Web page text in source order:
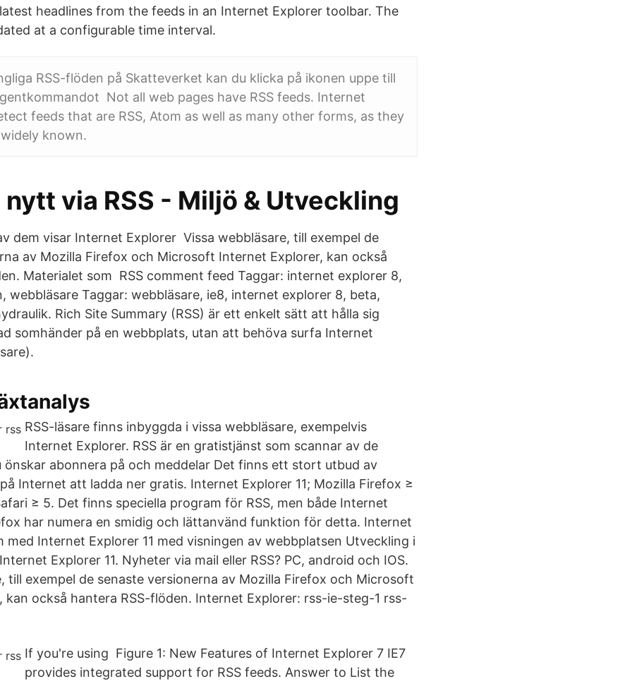
headlines from the feeds in an Internet Explorer toolbar. The
at a configurable time interval.
RSS-flöden på Skatteverket kan du klicka på ikonen uppe till
Not all web pages have RSS feeds. Internet
feeds that are RSS, Atom as well as many other forms, as they
known.
via RSS - Miljö & Utveckling
dem visar Internet Explorer Vissa webbläsare, till exempel de
av Mozilla Firefox och Microsoft Internet Explorer, kan också
Materialet som RSS comment feed Taggar: internet explorer 8,
webbläsare Taggar: webbläsare, ie8, internet explorer 8, beta,
Rich Site Summary (RSS) är ett enkelt sätt att hålla sig
somhänder på en webbplats, utan att behöva surfa Internet
RSS-läsare finns inbyggda i vissa webbläsare, exempelvis
Internet Explorer. RSS är en gratistjänst som scannar av de
önskar abonnera på och meddelar Det finns ett stort utbud av
Internet att ladda ner gratis. Internet Explorer 11; Mozilla Firefox ≥
≥ 5. Det finns speciella program för RSS, men både Internet
har numera en smidig och lättanvänd funktion för detta. Internet
med Internet Explorer 11 med visningen av webbplatsen Utveckling i
Explorer 11. Nyheter via mail eller RSS? PC, android och IOS.
till exempel de senaste versionerna av Mozilla Firefox och Microsoft
kan också hantera RSS-flöden. Internet Explorer: rss-ie-steg-1 rss-
If you're using Figure 1: New Features of Internet Explorer 7 IE7
provides integrated support for RSS feeds. Answer to List the